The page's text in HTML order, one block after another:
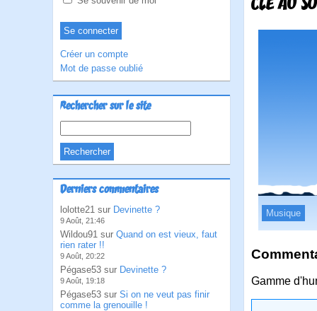
Créer un compte
Mot de passe oublié
Rechercher sur le site
Derniers commentaires
lolotte21 sur Devinette ?
9 Août, 21:46
Wildou91 sur Quand on est vieux, faut
rien rater !!
9 Août, 20:22
Pégase53 sur Devinette ?
9 Août, 19:18
Pégase53 sur Si on ne veut pas finir
comme la grenouille !
CLÉ AU
Musique
Gamme